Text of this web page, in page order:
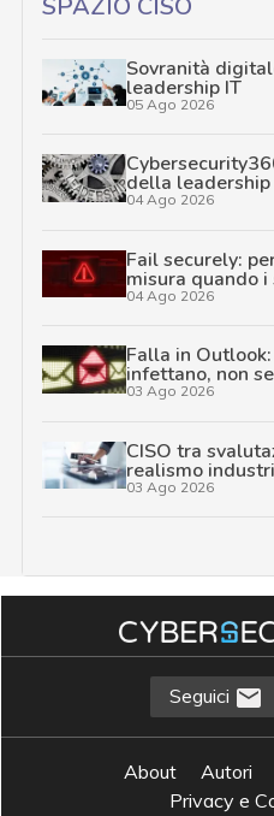
Sovranità
leadership IT
05 Ago 2026
della
04 Ago 2026
Fail securely:
misura quando
04 Ago 2026
Falla in
infettano, non
03 Ago 2026
CISO tra
realismo
03 Ago 2026
Seguici
About Autori
Privacy e